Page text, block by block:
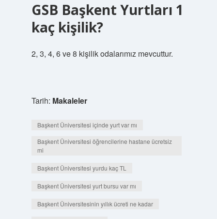
GSB Başkent Yurtları 1
kaç kişilik?
2, 3, 4, 6 ve 8 kişilik odalarımız mevcuttur.
Tarih: Makaleler
Başkent Üniversitesi içinde yurt var mı
Başkent Üniversitesi öğrencilerine hastane ücretsiz
mi
Başkent Üniversitesi yurdu kaç TL
Başkent Üniversitesi yurt bursu var mı
Başkent Üniversitesinin yıllık ücreti ne kadar